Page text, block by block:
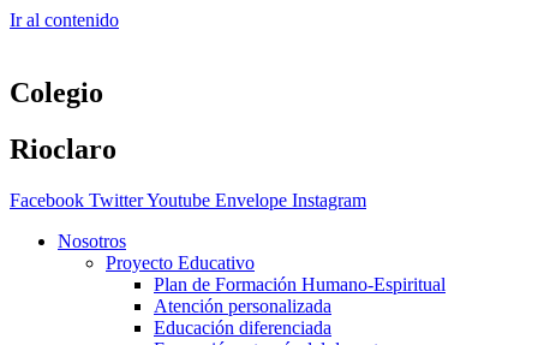
Ir al contenido
Colegio
Rioclaro
Facebook TwitterYoutube Envelope Instagram
Nosotros
Proyecto Educativo
Plan de Formación Humano-Espiritual
Atención personalizada
Educación diferenciada